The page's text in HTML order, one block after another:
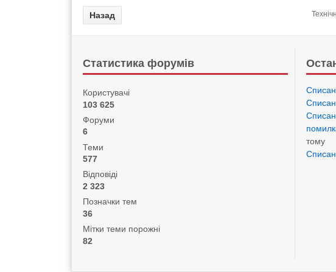
Статистика форумів
Користувачі
103 625
Форуми
6
Теми
577
Відповіді
2 323
Позначки тем
36
Мітки теми порожні
82
тому